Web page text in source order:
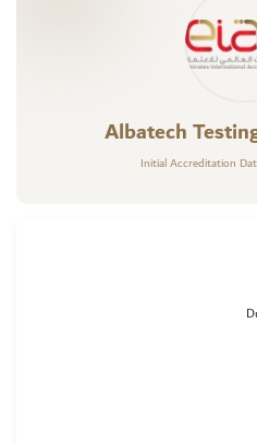
Albatech
Initial Accreditation